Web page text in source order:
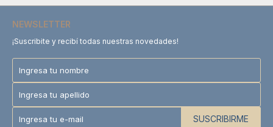
NEWSLETTER
¡Suscribite y recibí todas nuestras novedades!
SUSCRIBIRME